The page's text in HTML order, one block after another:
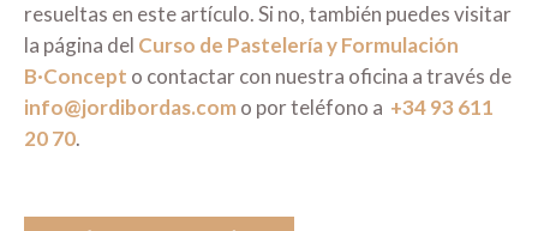
resueltas en este artículo. Si no, también puedes visitar
la página del Curso de Pastelería y Formulación
B·Concept o contactar con nuestra oficina a través de
info@jordibordas.com o por teléfono a +34 93 611
20 70.